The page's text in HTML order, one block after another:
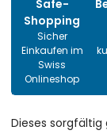
Safe-
Shopping
Sicher
Einkaufen im
Swiss
Onlineshop
Dieses